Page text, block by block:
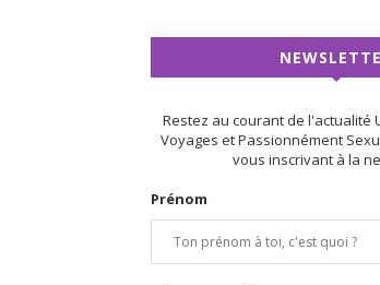
Restez au courant de l'actualité
Voyages et Passionnément
vous inscrivant à la
Prénom